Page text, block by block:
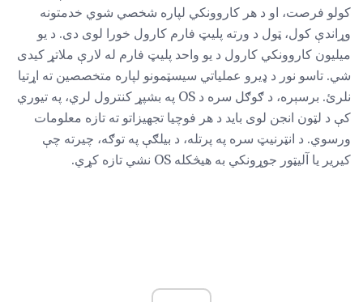
کولو فرصت، او د هر کاروونکي لپاره شخصي شوي خدمتونه
وړاندې کول، ټول د ورته پلیټ فارم کارول خورا لوی دی. د یو
میلیون کاروونکي کارول د یو واحد پلیټ فارم له لارې ملاتړ کیدی
شي. تاسو نور د ډیرو عملیاتي سیسټمونو لپاره متخصصین ته اړتیا
نلرئ. برسېره، د ګوګل سره د OS په بشپړ کنترول لري، په تیوري
کې د لټون انجن لوی باید د هر فوچیا تجهیزاتو ته تازه معلومات
ورسوي. د انټرنیټ سره په پرتله، د بیلګې په توګه، چیرته چې
کیریر یا آلیټور جوړونکي به هیڅکله OS نشي تازه کړي.